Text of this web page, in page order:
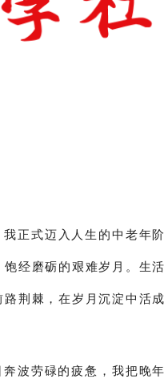
正式迈入人生的中老年阶
经磨砺的艰难岁月。生活
荆棘，在岁月沉淀中活成
波劳碌的疲惫，我把晚年